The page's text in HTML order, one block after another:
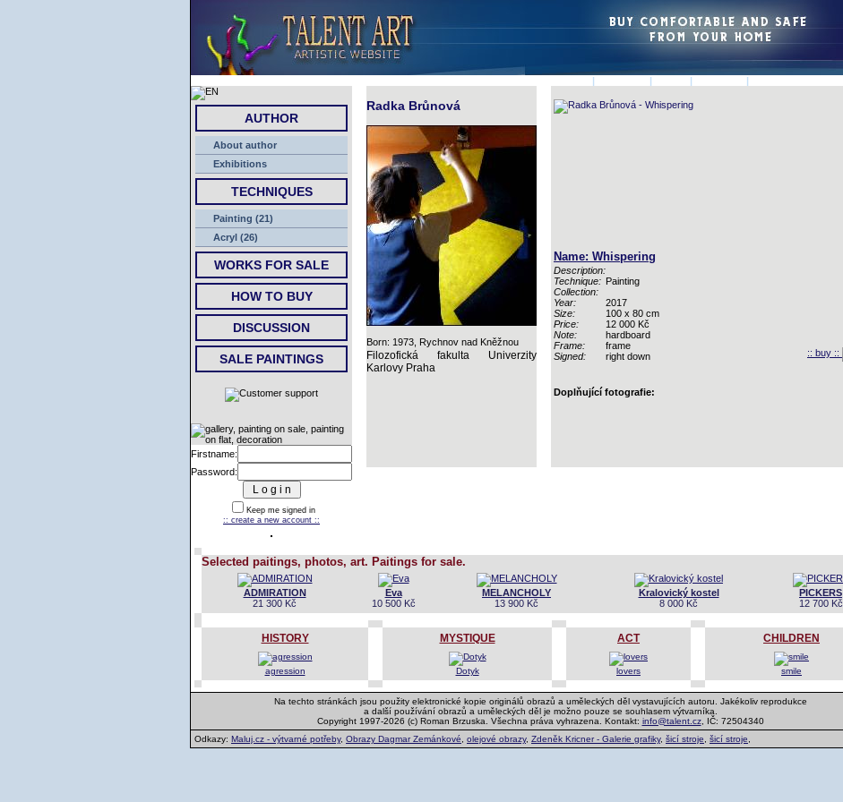
| | | |
AUTHOR
About author
Exhibitions
TECHNIQUES
Painting (21)
Acryl (26)
WORKS FOR SALE
HOW TO BUY
DISCUSSION
SALE PAINTINGS
Firstname:
Password:
Keep me signed in
:: create a new account ::
Radka Brůnová
Born: 1973, Rychnov nad Kněžnou
Filozofická fakulta Univerzity
Karlovy Praha
Name: Whispering
Description:
Technique: Painting
Collection:
Year:
2017
Size:
100 x 80 cm
Price:
12 000 Kč
Note:
hardboard
Frame:
frame
Signed:
right down :: buy ::
Doplňující fotografie:
Selected paitings, photos, art. Paitings for sale.
ADMIRATION
21 300 Kč
Eva
10 500 Kč
MELANCHOLY
13 900 Kč
Kralovický kostel
8 000 Kč
PICKERS
12 700 Kč
HISTORY
agression
MYSTIQUE
Dotyk
ACT
lovers
CHILDREN
smile
Na techto stránkách jsou použity elektronické kopie originálů obrazů a uměleckých děl vystavujících autoru. Jakékoliv reprodukce
a další používání obrazů a uměleckých děl je možno pouze se souhlasem výtvarníka.
Copyright 1997-2026 (c) Roman Brzuska. Všechna práva vyhrazena. Kontakt: info@talent.cz, IČ: 72504340
Odkazy: Maluj.cz - výtvarné potřeby, Obrazy Dagmar Zemánkové olejové obrazy, Zdeněk Kricner - Galerie grafiky, šicí stroje šicí stroje